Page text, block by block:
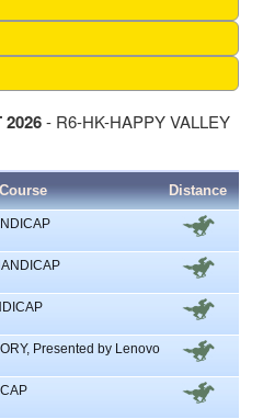
2026- R6-HK-HAPPY VALLEY
Distance
Presented by Lenovo